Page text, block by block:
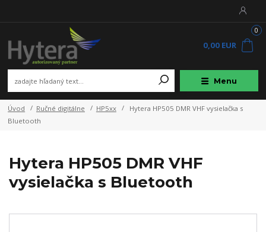
Menu
0
0,00 EUR
Úvod Ručné digitálne HP5xx
Hytera HP505 DMR VHF vysielačka s
Bluetooth
Hytera HP505 DMR VHF
vysielačka s Bluetooth